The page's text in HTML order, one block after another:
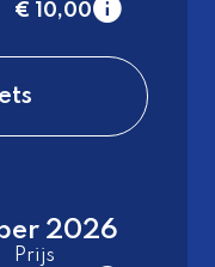
€ 10,00
2026
Prijs